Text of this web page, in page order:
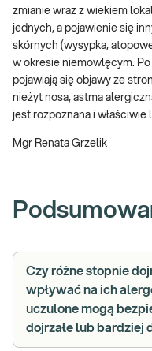
zmianie wraz z wiekiem
jednych, a pojawienie się
skórnych (wysypka,
w okresie niemowlęcym.
pojawiają się objawy ze
nieżyt nosa, astma
jest rozpoznana i właściwie
Mgr Renata Grzelik
Czy różne stopnie
wpływać na ich
uczulone mogą
dojrzałe lub bardziej